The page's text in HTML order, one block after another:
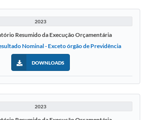
2023
Resumido da Execução Orçamentária
Nominal - Exceto órgão de Previdência
DOWNLOADS
2023